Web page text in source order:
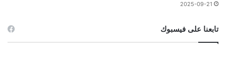
2025-09-21
تابعنا على فيسبوك